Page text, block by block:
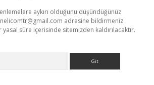
aykırı olduğunu düşündüğünüz
adresine bildirmeniz
süre içerisinde sitemizden kaldırılacaktır.